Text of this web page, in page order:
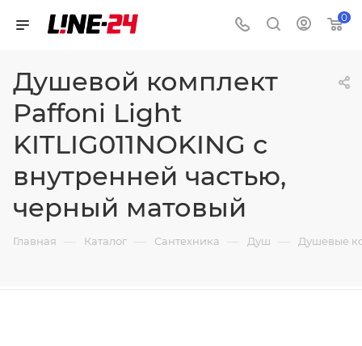
0
Душевой комплект
Paffoni Light
KITLIG011NOKING с
внутренней частью,
черный матовый
Главная — Каталог — Сантехника — Душ — Душевые